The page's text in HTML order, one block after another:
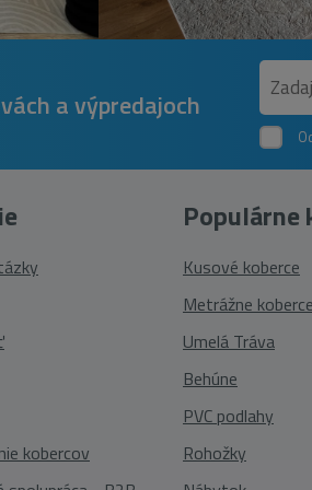
a výpredajoch
kobercov
Populárne
Kusové koberce
Metrážne koberce
Umelá Tráva
Behúne
PVC podlahy
Rohožky